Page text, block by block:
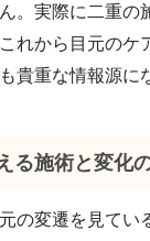
。実際に二重の
れから目元のケ
貴重な情報源に
る施術と変化
の変遷を見てい